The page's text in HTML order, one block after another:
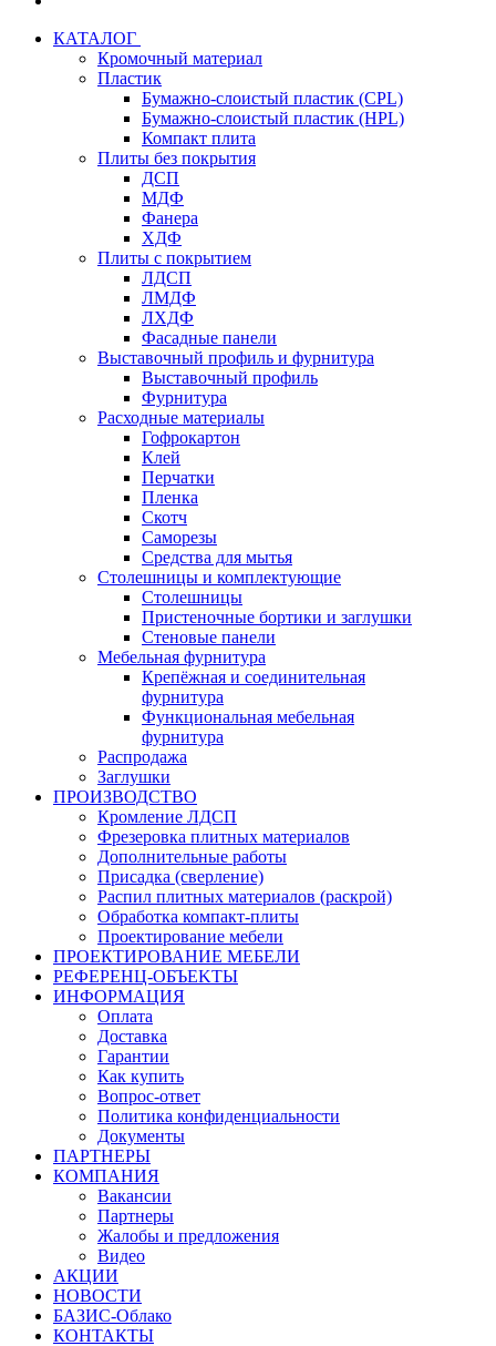
КАТАЛОГ
Кромочный материал
Пластик
Бумажно-слоистый пластик (CPL)
Бумажно-слоистый пластик (HPL)
Компакт плита
Плиты без покрытия
ДСП
МДФ
Фанера
ХДФ
Плиты с покрытием
ЛДСП
ЛМДФ
ЛХДФ
Фасадные панели
Выставочный профиль и фурнитура
Выставочный профиль
Фурнитура
Расходные материалы
Гофрокартон
Клей
Перчатки
Пленка
Скотч
Саморезы
Средства для мытья
Столешницы и комплектующие
Столешницы
Пристеночные бортики и заглушки
Стеновые панели
Мебельная фурнитура
Крепёжная и соединительная
фурнитура
Функциональная мебельная
фурнитура
Распродажа
Заглушки
ПРОИЗВОДСТВО
Кромление ЛДСП
Фрезеровка плитных материалов
Дополнительные работы
Присадка (сверление)
Распил плитных материалов (раскрой)
Обработка компакт-плиты
Проектирование мебели
ПРОЕКТИРОВАНИЕ МЕБЕЛИ
РЕФЕРЕНЦ-ОБЪЕKТЫ
ИНФОРМАЦИЯ
Оплата
Доставка
Гарантии
Как купить
Вопрос-ответ
Политика конфиденциальности
Документы
ПАРТНЕРЫ
КОМПАНИЯ
Вакансии
Партнеры
Жалобы и предложения
Видео
АКЦИИ
НОВОСТИ
БАЗИС-Облако
КОНТАКТЫ